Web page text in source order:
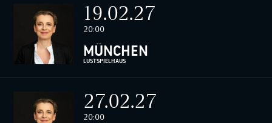
19.02.27
20:00
MÜNCHEN
LUSTSPIELHAUS
27.02.27
20:00